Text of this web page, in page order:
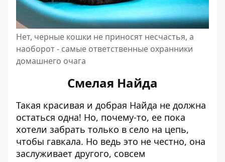
Нет, черные кошки не приносят несчастья, а
наоборот - самые ответственные охранники
домашнего очага
Смелая Найда
Такая красивая и добрая Найда не должна
остаться одна! Но, почему-то, ее пока
хотели забрать только в село на цепь,
чтобы гавкала. Но ведь это не честно, она
заслуживает другого, совсем